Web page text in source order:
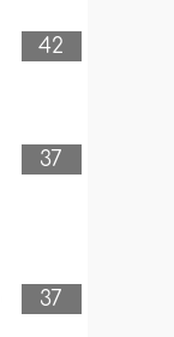
42
37
37